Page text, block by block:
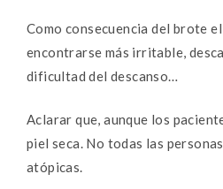
Como consecuencia del brote
encontrarse más irritable,
dificultad del descanso…
Aclarar que, aunque los
piel seca. No todas las
atópicas.